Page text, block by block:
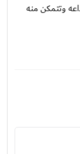
وتتمكن منه